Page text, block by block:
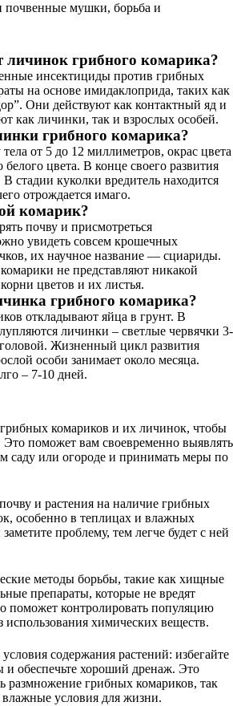
почвенные мушки, борьба и
личинок грибного комарика?
инсектициды против грибных
на основе имидаклоприда, таких как
Они действуют как контактный яд и
как личинки, так и взрослых особей.
грибного комарика?
от 5 до 12 миллиметров, окрас цвета
белого цвета. В конце своего развития
стадии куколки вредитель находится
отрождается имаго.
комарик?
почву и присмотреться
увидеть совсем крошечных
их научное название — сциариды.
не представляют никакой
цветов и их листья.
грибного комарика?
откладывают яйца в грунт. В
личинки – светлые червячки 3-
Жизненный цикл развития
особи занимает около месяца.
– 7-10 дней.
комариков и их личинок, чтобы
Это поможет вам своевременно выявлять
саду или огороде и принимать меры по
и растения на наличие грибных
особенно в теплицах и влажных
проблему, тем легче будет с ней
методы борьбы, такие как хищные
препараты, которые не вредят
поможет контролировать популяцию
использования химических веществ.
содержания растений: избегайте
и обеспечьте хороший дренаж. Это
размножение грибных комариков, так
условия для жизни.